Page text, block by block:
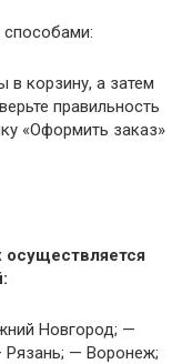
в корзину, а затем
правильность
«Оформить заказ»
Новгород; —
Рязань; — Воронеж;